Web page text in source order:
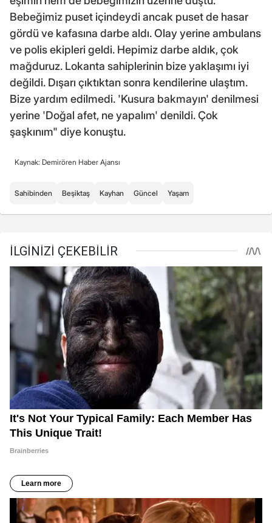
Bebeğimiz puset içindeydi ancak puset de hasar
gördü ve kafasına darbe aldı. Olay yerine ambulans
ve polis ekipleri geldi. Hepimiz darbe aldık, çok
mağduruz. Lokanta sahiplerinin bize yaklaşımı iyi
değildi. Dışarı çıktıktan sonra kendilerine ulaştım.
Bize yardım edilmedi. 'Kusura bakmayın' denilmesi
yerine 'Doğal afet, ne yapalım' denildi. Çok
şaşkınım" diye konuştu.
Kaynak: Demirören Haber Ajansı
Sahibinden Beşiktaş Kayhan Güncel Yaşam